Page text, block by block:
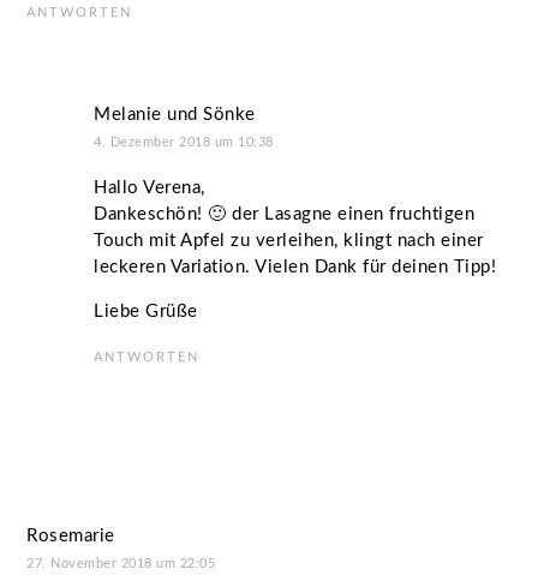
ANTWORTEN
Melanie und Sönke
4. Dezember 2018 um 10:38
Hallo Verena,
Dankeschön! 🙂 der Lasagne einen fruchtigen
Touch mit Apfel zu verleihen, klingt nach einer
leckeren Variation. Vielen Dank für deinen Tipp!
Liebe Grüße
ANTWORTEN
Rosemarie
27. November 2018 um 22:05